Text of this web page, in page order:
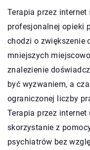
Terapia przez
profesjonalnej opieki
chodzi o zwiększenie
mniejszych
znalezienie
być wyzwaniem, a
ograniczonej liczby
Terapia przez
skorzystanie z
psychiatrów bez